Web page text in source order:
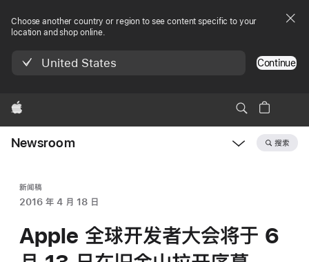
Choose another country or region to see content specific to your
location and shop online.
United States Continue
Apple
Newsroom 搜索
新闻稿
2016 年 4 月 18 日
Apple 全球开发者大会将于 6